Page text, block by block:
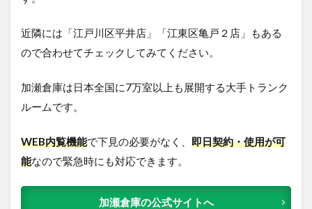
近隣には「江戸川区平井店」「江東区亀戸２店」もある
ので合わせてチェックしてみてください。
加瀬倉庫は日本全国に7万室以上も展開する大手トランク
ルームです。
WEB内覧機能で下見の必要がなく、 即日契約・使用が可
能なので緊急時にも対応できます。
加瀬倉庫の公式サイトへ